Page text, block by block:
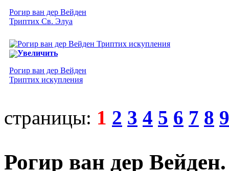
Рогир ван дер Вейден
Триптих Св. Элуа
Увеличить
Рогир ван дер Вейден
Триптих искупления
страницы: 1 2 3 4 5 6 7 8 9
Рогир ван дер